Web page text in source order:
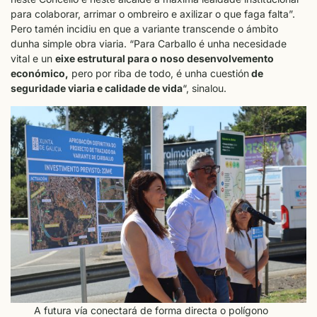
para colaborar, arrimar o ombreiro e axilizar o que faga falta”.
Pero tamén incidiu en que a variante transcende o ámbito
dunha simple obra viaria. “Para Carballo é unha necesidade
vital e un eixe estrutural para o noso desenvolvemento
económico, pero por riba de todo, é unha cuestiónde
seguridade viaria e calidade de vida“, sinalou.
A futura vía conectará de forma directa o polígono